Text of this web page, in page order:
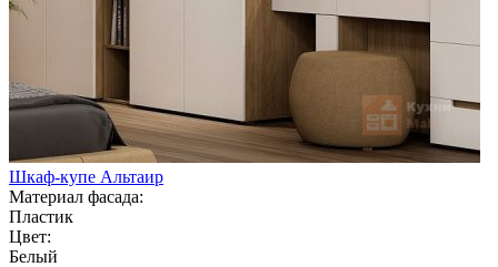
Шкаф-купе Альтаир
Материал фасада:
Пластик
Цвет:
Белый